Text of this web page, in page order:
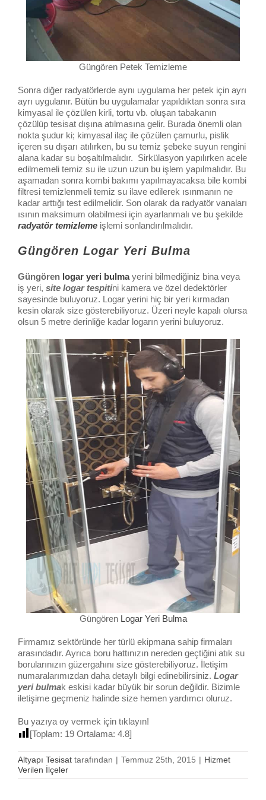
Güngören Petek Temizleme
Sonra diğer radyatörlerde aynı uygulama her petek için ayrı
ayrı uygulanır. Bütün bu uygulamalar yapıldıktan sonra sıra
kimyasal ile çözülen kirli, tortu vb. oluşan tabakanın
çözülüp tesisat dışına atılmasına gelir. Burada önemli olan
nokta şudur ki; kimyasal ilaç ile çözülen çamurlu, pislik
içeren su dışarı atılırken, bu su temiz şebeke suyun rengini
alana kadar su boşaltılmalıdır. Sirkülasyon yapılırken acele
edilmemeli temiz su ile uzun uzun bu işlem yapılmalıdır. Bu
aşamadan sonra kombi bakımı yapılmayacaksa bile kombi
filtresi temizlenmeli temiz su ilave edilerek ısınmanın ne
kadar arttığı test edilmelidir. Son olarak da radyatör vanaları
ısının maksimum olabilmesi için ayarlanmalı ve bu şekilde
radyatör temizleme işlemi sonlandırılmalıdır.
Güngören Logar Yeri Bulma
Güngören logar yeri bulmayerini bilmediğiniz bina veya
iş yeri, site logar tespitini kamera ve özel dedektörler
sayesinde buluyoruz. Logar yerini hiç bir yeri kırmadan
kesin olarak size gösterebiliyoruz. Üzeri neyle kapalı olursa
olsun 5 metre derinliğe kadar logarın yerini buluyoruz.
Güngören Logar Yeri Bulma
Firmamız sektöründe her türlü ekipmana sahip firmaları
arasındadır. Ayrıca boru hattınızın nereden geçtiğini atık su
borularınızın güzergahını size gösterebiliyoruz. İletişim
numaralarımızdan daha detaylı bilgi edinebilirsiniz. Logar
yeri bulmak eskisi kadar büyük bir sorun değildir. Bizimle
iletişime geçmeniz halinde size hemen yardımcı oluruz.
Bu yazıya oy vermek için tıklayın!
[Toplam: 19 Ortalama: 4.8]
Altyapı Tesisat tarafından | Temmuz 25th, 2015 | Hizmet
Verilen İlçeler